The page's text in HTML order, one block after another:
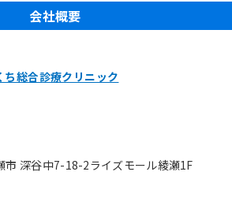
会社概要
総合診療クリニック
市 深谷中7-18-2ライズモール綾瀬1F